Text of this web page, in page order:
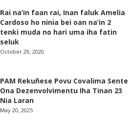
Rai na’in faan rai, Inan faluk Amelia
Cardoso ho ninia bei oan na’in 2
tenki muda no hari uma iha fatin
seluk
October 29, 2020
PAM Rekuñese Povu Covalima Sente
Ona Dezenvolvimentu Iha Tinan 23
Nia Laran
May 20, 2025